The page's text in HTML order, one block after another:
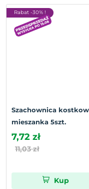
Rabat -30% !
Szachownica
mieszanka 5szt.
7,72 zł
11,03 zł
Kup